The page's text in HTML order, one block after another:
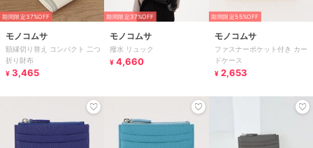
期間限定37%OFF
モノコムサ
額縁切り替え コンパクト 二つ
折り財布
¥ 3,465
期間限定37%OFF
モノコムサ
撥水 リュック
¥ 4,660
期間限定55%OFF
モノコムサ
ファスナーポケット付き カー
ドケース
¥ 2,653